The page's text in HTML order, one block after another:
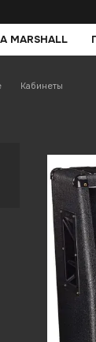
MARSHALL
Кабинеты